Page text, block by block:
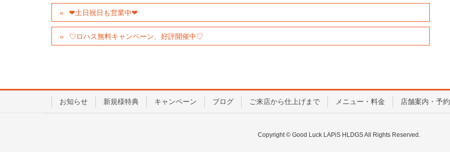
❤︎土日祝日も営業中❤︎
♡ロハス無料キャンペーン、好評開催中♡
お知らせ 新規様特典 キャンペーン ブログ ご来店から仕上げまで メニュー・料金 店舗案内・予約
Copyright © Good Luck LAPiS HLDGS All Rights Reserved.